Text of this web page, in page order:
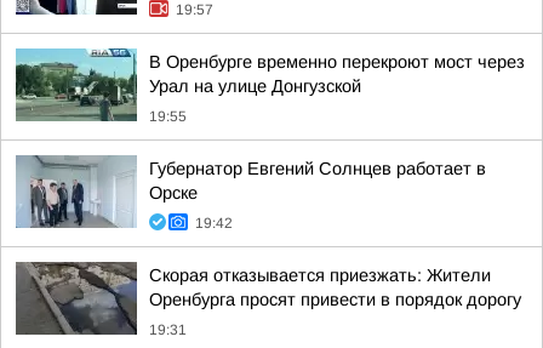
19:57
В Оренбурге временно перекроют мост через
Урал на улице Донгузской
19:55
Губернатор Евгений Солнцев работает в
Орске
19:42
Скорая отказывается приезжать: Жители
Оренбурга просят привести в порядок дорогу
19:31